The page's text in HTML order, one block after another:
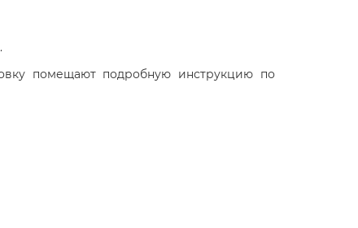
помещают подробную инструкцию по